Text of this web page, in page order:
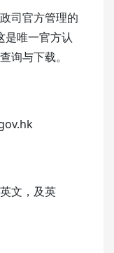
司官方管理的
唯一官方认
询与下载。
文，及英